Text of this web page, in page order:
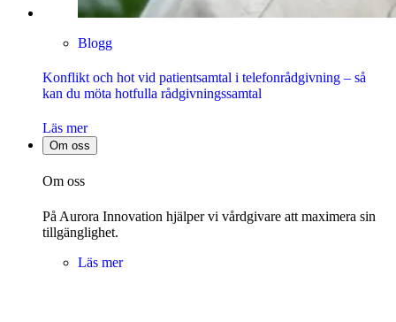
Blogg
Konflikt och hot vid patientsamtal i telefonrådgivning – så
kan du möta hotfulla rådgivningssamtal
Läs mer
Om oss
Om oss
På Aurora Innovation hjälper vi vårdgivare att maximera sin
tillgänglighet.
Läs mer